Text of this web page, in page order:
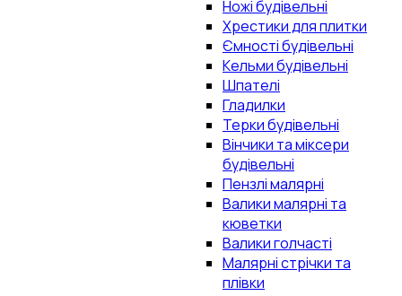
Ножі будівельні
Хрестики для плитки
Ємності будівельні
Кельми будівельні
Шпателі
Гладилки
Терки будівельні
Вінчики та міксери
будівельні
Пензлі малярні
Валики малярні та
кюветки
Валики голчасті
Малярні стрічки та
плівки